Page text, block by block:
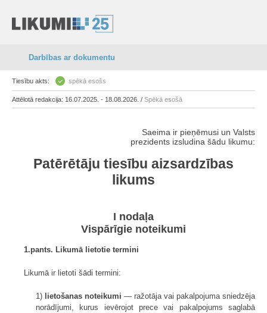
Darbības ar dokumentu
Tiesību akts: spēkā esošs
Attēlotā redakcija: 16.07.2025. - 18.08.2026. / Spēkā esošā
Saeima ir pieņēmusi un Valsts
prezidents izsludina šādu likumu:
Patērētāju tiesību aizsardzības
likums
I nodaļa
Vispārīgie noteikumi
1.pants. Likumā lietotie termini
Likumā ir lietoti šādi termini:
1) lietošanas noteikumi — ražotāja vai pakalpojuma sniedzēja
norādījumi, kurus ievērojot prece vai pakalpojums saglabā